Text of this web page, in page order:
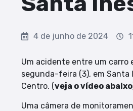
4 de junho de 2024
Um acidente entre um carro
segunda-feira (3), em Santa
Centro. (veja o vídeo abaixo
Uma câmera de